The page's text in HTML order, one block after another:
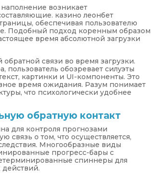
возникает
казино леонбет
обеспечивая пользователю
Подобный подход коренным образом
время абсолютной загрузки
связи во время загрузки.
обозревает силуэты
картинки и UI-компоненты. Это
время ожидания. Разум понимает
что психологически удобнее
обратную контакт
для контроля прогнозами
связь о том, что осуществляется,
Многообразные виды
прогресс-бары с
спиннеры для